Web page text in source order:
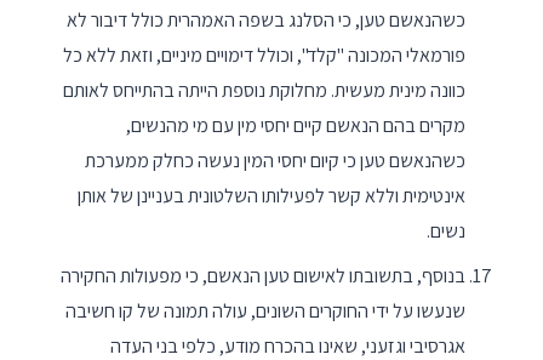
כשהנאשם טען, כי הסלנג בשפה האמהרית כולל דיבור לא
פורמאלי המכונה "קלד", וכולל דימויים מיניים, וזאת ללא כל
כוונה מינית מעשית. מחלוקת נוספת הייתה בהתייחס לאותם
מקרים בהם הנאשם קיים יחסי מין עם מי מהנשים,
כשהנאשם טען כי קיום יחסי המין נעשה כחלק ממערכת
אינטימית וללא קשר לפעילותו השלטונית בעניינן של אותן
נשים.
בנוסף, בתשובתו לאישום טען הנאשם, כי מפעולות החקירה
שנעשו על ידי החוקרים השונים, עולה תמונה של קו חשיבה
אגרסיבי וגזעני, שאינו בהכרח מודע, כלפי בני העדה